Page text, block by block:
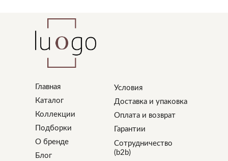
Главная
Каталог
Коллекции
Подборки
О бренде
Блог
Условия
Доставка и упаковка
Оплата и возврат
Гарантии
Сотрудничество
(b2b)